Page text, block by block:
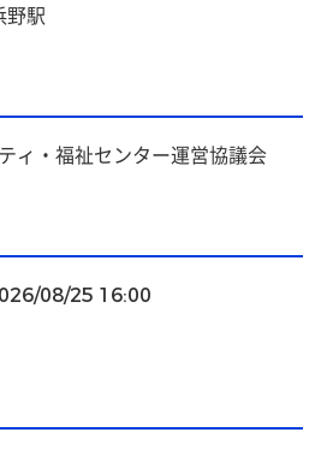
野駅
ィ・福祉センター運営協議会
08/25 16:00